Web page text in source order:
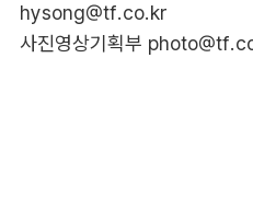
hysong@tf.co.kr
사진영상기획부